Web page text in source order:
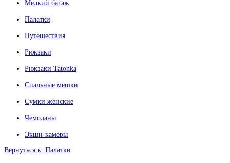
Мелкий багаж
Палатки
Путешествия
Рюкзаки
Рюкзаки Tatonka
Спальные мешки
Сумки женские
Чемоданы
Экшн-камеры
Вернуться к: Палатки